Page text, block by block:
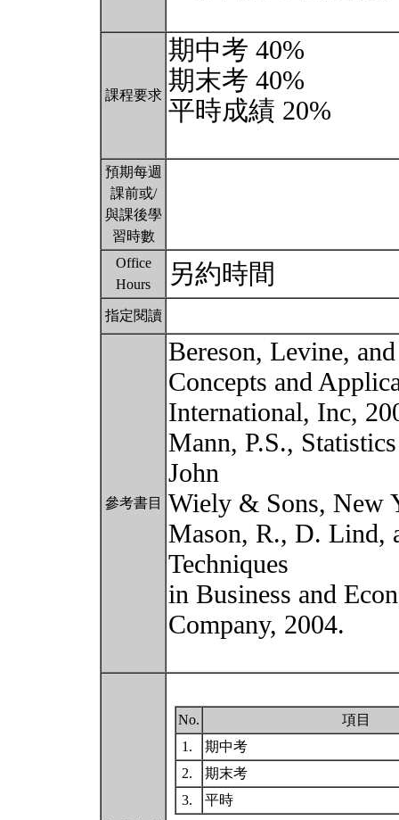
課程要求
期中考 40%
期末考 40%
平時成績 20%
預期每週
課前或/
與課後學
習時數
Office
Hours
另約時間
指定閱讀
參考書目
Bereson, Levine,
Concepts and
International, Inc,
Mann, P.S.,
John
Wiely & Sons, New
Mason, R., D. Lind,
Techniques
in Business and
Company, 2004.
No.
項目
1.
期中考
2.
期末考
3.
平時